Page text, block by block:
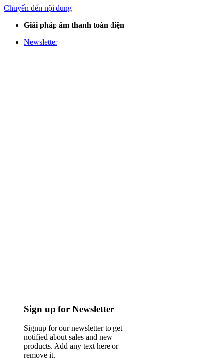
Chuyển đến nội dung
Giải pháp âm thanh toàn diện
Newsletter
Sign up for Newsletter
Signup for our newsletter to get
notified about sales and new
products. Add any text here or
remove it.